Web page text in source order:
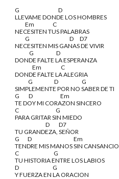
G                                      D
LLEVAME DONDE LOS HOMBRES
          Em                  C
NECESITEN TUS PALABRAS
          G                                       D      D7
NECESITEN MIS GANAS DE VIVIR
              G                      D
DONDE FALTE LA ESPERANZA
                 Em                   C
DONDE FALTE LA ALEGRIA
             G                     D                       G
SIMPLEMENTE POR NO SABER DE TI
G         D                           Em
TE DOY MI CORAZON SINCERO
C                                    G
PARA GRITAR SIN MIEDO
                              D         D7
TU GRANDEZA, SEÑOR
G        D                                         Em
TENDRE MIS MANOS SIN CANSANCIO
C                                  G
TU HISTORIA ENTRE LOS LABIOS
D                                 G
Y FUERZA EN LA ORACION